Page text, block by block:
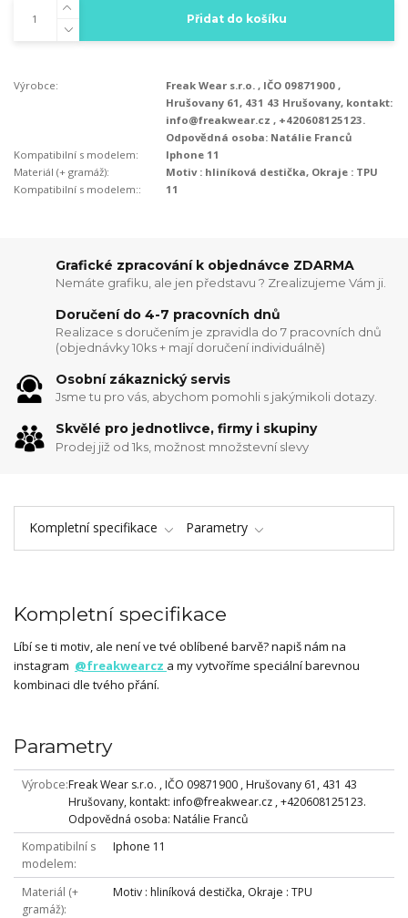
Přidat do košíku
Výrobce:
Freak Wear s.r.o. , IČO 09871900 ,
Hrušovany 61, 431 43 Hrušovany, kontakt:
info@freakwear.cz , +420608125123.
Odpovědná osoba: Natálie Franců
Kompatibilní s modelem:
Iphone 11
Materiál (+ gramáž):
Motiv : hliníková destička, Okraje : TPU
Kompatibilní s modelem::
11
Grafické zpracování k objednávce ZDARMA
Nemáte grafiku, ale jen představu ? Zrealizujeme Vám ji.
Doručení do 4-7 pracovních dnů
Realizace s doručením je zpravidla do 7 pracovních dnů
(objednávky 10ks + mají doručení individuálně)
Osobní zákaznický servis
Jsme tu pro vás, abychom pomohli s jakýmikoli dotazy.
Skvělé pro jednotlivce, firmy i skupiny
Prodej již od 1ks, možnost množstevní slevy
Kompletní specifikace Parametry
Kompletní specifikace
Líbí se ti motiv, ale není ve tvé oblíbené barvě? napiš nám na
instagram @freakwearcz a my vytvoříme speciální barevnou
kombinaci dle tvého přání.
Parametry
Výrobce Freak Wear s.r.o. , IČO 09871900 , Hrušovany 61, 431 43
Hrušovany, kontakt: info@freakwear.cz , +420608125123.
Odpovědná osoba: Natálie Franců
Kompatibilní s
modelem
Iphone 11
Materiál (+
gramáž)
Motiv : hliníková destička, Okraje : TPU